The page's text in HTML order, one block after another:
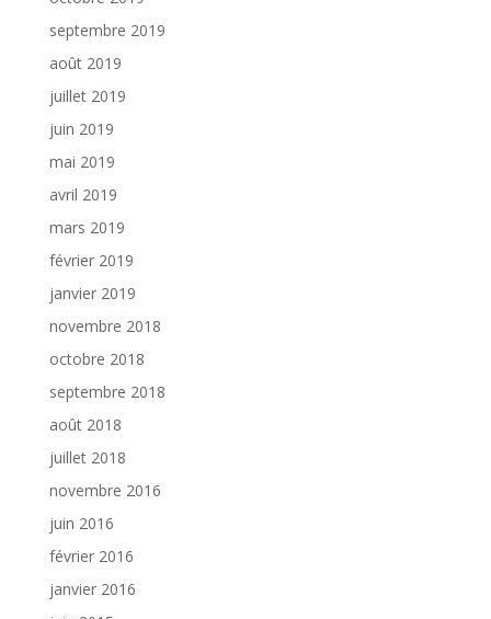
septembre 2019
août 2019
juillet 2019
juin 2019
mai 2019
avril 2019
mars 2019
février 2019
janvier 2019
novembre 2018
octobre 2018
septembre 2018
août 2018
juillet 2018
novembre 2016
juin 2016
février 2016
janvier 2016